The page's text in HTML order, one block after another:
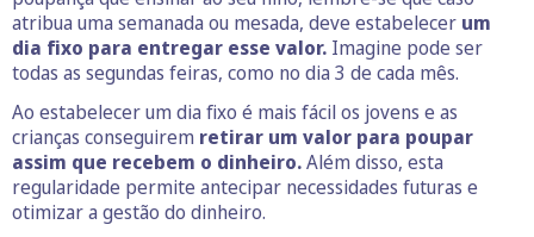
atribua uma semanada ou mesada, deve estabelecer um
dia fixo para entregar esse valor. Imagine pode ser
todas as segundas feiras, como no dia 3 de cada mês.
Ao estabelecer um dia fixo é mais fácil os jovens e as
crianças conseguirem retirar um valor para poupar
assim que recebem o dinheiro.Além disso, esta
regularidade permite antecipar necessidades futuras e
otimizar a gestão do dinheiro.